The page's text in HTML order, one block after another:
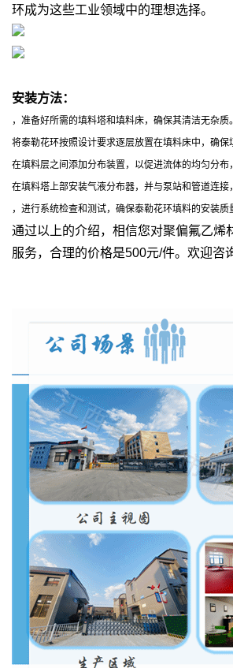
环成为这些工业领域中的理想选择。
安装方法：
，准备好所需的填料塔和填料床，确保其清洁无杂质。
将泰勒花环按照设计要求逐层放置在填料床中，确保
在填料层之间添加分布装置，以促进流体的均匀分布
在填料塔上部安装气液分布器，并与泵站和管道连接
，进行系统检查和测试，确保泰勒花环填料的安装质
通过以上的介绍，相信您对聚偏氟乙烯
服务，合理的价格是500元/件。欢迎咨